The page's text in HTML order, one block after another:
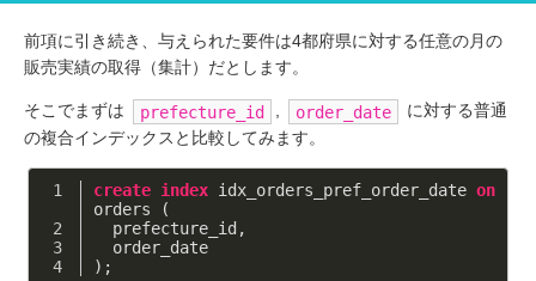
前項に引き続き、与えられた要件は4都府県に対する任意の月の
販売実績の取得（集計）だとします。
そこでまずは prefecture_id order_date
に対する普通
の複合インデックスと比較してみます。
create index idx_orders_pref_order_date on
orders (
  prefecture_id,
  order_date
);